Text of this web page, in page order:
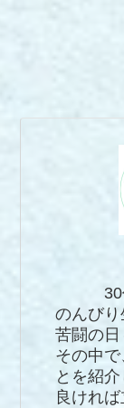
30代
のんび
苦闘の日
その中
とを紹
良けれ